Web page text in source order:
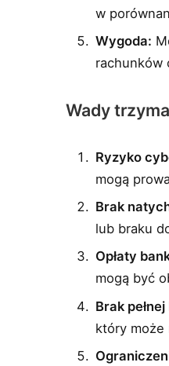
w
Wygoda:
rachunków
Wady
Ryzyko
mogą
Brak
lub braku
Opłaty
mogą być
Brak
który może